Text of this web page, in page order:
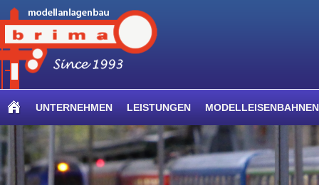
UNTERNEHMEN LEISTUNGEN MODELLEISENBAHNEN